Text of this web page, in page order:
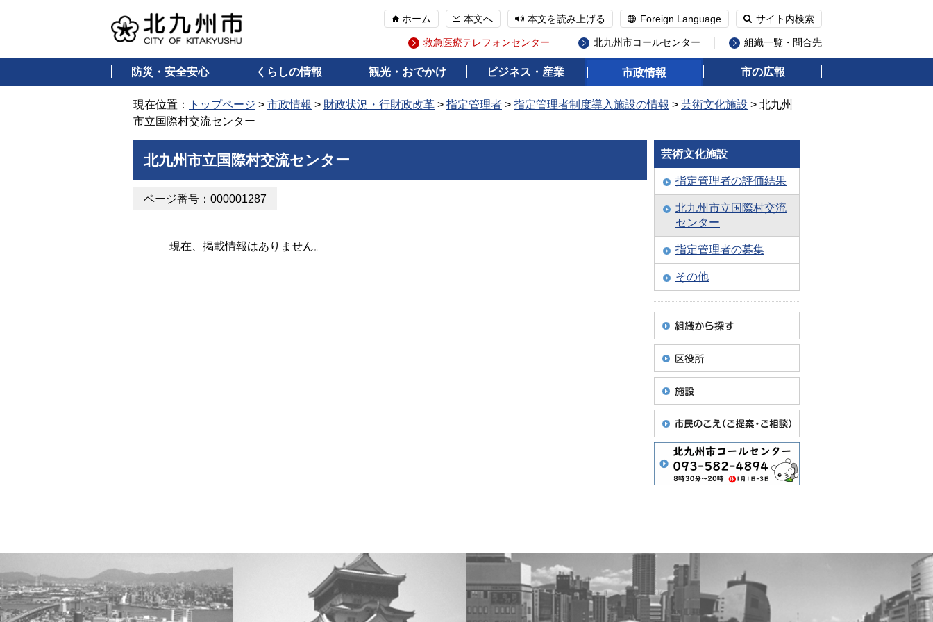
ホーム 本文へ 本文を読み上げる Foreign Language サイト内検索
救急医療テレフォンセンター 北九州市コールセンター 組織一覧・問合先
防災・安全安心 くらしの情報 観光・おでかけ ビジネス・産業 市政情報 市の広報
現在位置： トップページ > 市政情報 > 財政状況・行財政改革 > 指定管理者 > 指定管理者制度導入施設の情報 > 芸術文化施設 > 北九州
市立国際村交流センター
北九州市立国際村交流センター
ページ番号：000001287
現在、掲載情報はありません。
芸術文化施設
指定管理者の評価結果
北九州市立国際村交流
センター
指定管理者の募集
その他